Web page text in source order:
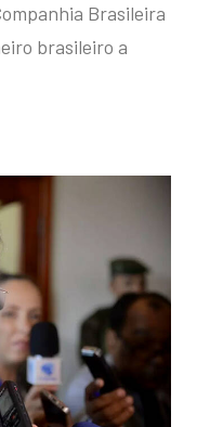
Brasileira
brasileiro a